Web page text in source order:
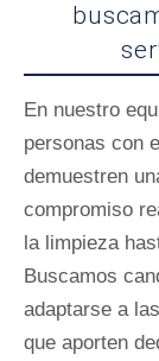
En nuestro
personas con
demuestren
compromiso
la limpieza
Buscamos
adaptarse a
que aporten